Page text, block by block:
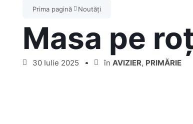
Prima pagină Noutăți
Masa pe
30 Iulie 2025 în AVIZIER, PRIMĂRIE